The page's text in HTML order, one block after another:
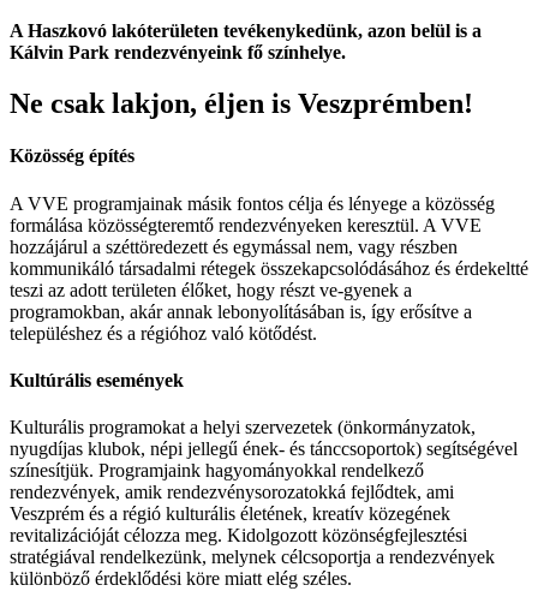
A Haszkovó lakóterületen tevékenykedünk, azon belül is a
Kálvin Park rendezvényeink fő színhelye.
Ne csak lakjon, éljen is Veszprémben!
Közösség építés
A VVE programjainak másik fontos célja és lényege a közösség
formálása közösségteremtő rendezvényeken keresztül. A VVE
hozzájárul a széttöredezett és egymással nem, vagy részben
kommunikáló társadalmi rétegek összekapcsolódásához és érdekeltté
teszi az adott területen élőket, hogy részt ve-gyenek a
programokban, akár annak lebonyolításában is, így erősítve a
településhez és a régióhoz való kötődést.
Kultúrális események
Kulturális programokat a helyi szervezetek (önkormányzatok,
nyugdíjas klubok, népi jellegű ének- és tánccsoportok) segítségével
színesítjük. Programjaink hagyományokkal rendelkező
rendezvények, amik rendezvénysorozatokká fejlődtek, ami
Veszprém és a régió kulturális életének, kreatív közegének
revitalizációját célozza meg. Kidolgozott közönségfejlesztési
stratégiával rendelkezünk, melynek célcsoportja a rendezvények
különböző érdeklődési köre miatt elég széles.